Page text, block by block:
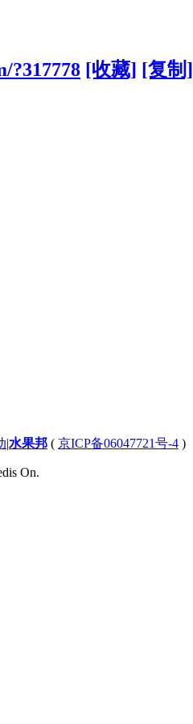
?317778 [收藏] [复制]
|水果邦 ( 京ICP备06047721号-4 )
On.